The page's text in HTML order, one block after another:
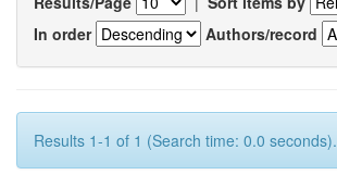
In order
Authors/record
Results 1-1 of 1 (Search time: 0.0 seconds).